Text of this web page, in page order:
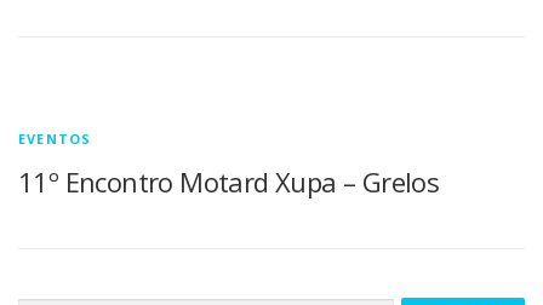
EVENTOS
11º Encontro Motard Xupa – Grelos